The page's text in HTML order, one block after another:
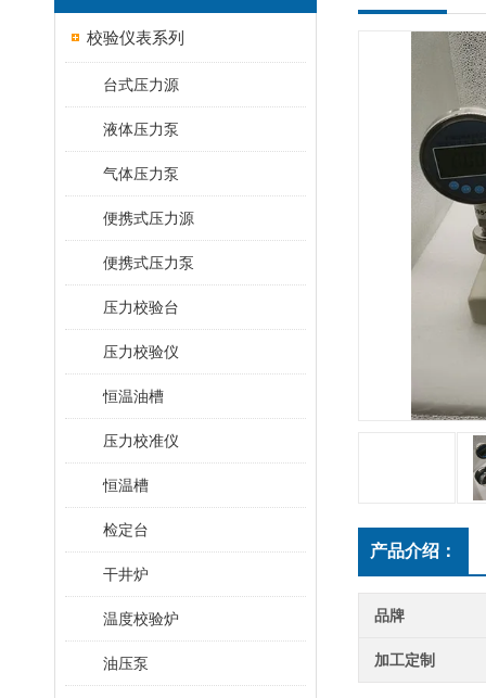
校验仪表系列
台式压力源
液体压力泵
气体压力泵
便携式压力源
便携式压力泵
压力校验台
压力校验仪
恒温油槽
压力校准仪
恒温槽
检定台
干井炉
温度校验炉
油压泵
产品介绍：
品牌
加工定制